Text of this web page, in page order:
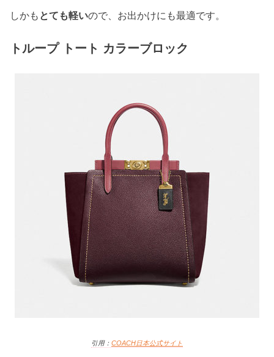
しかも とても軽いので、お出かけにも最適です。
トループ トート カラーブロック
引用： COACH日本公式サイト